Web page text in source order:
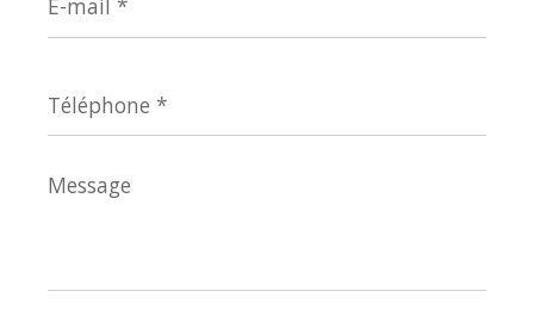
*
*
Message
*